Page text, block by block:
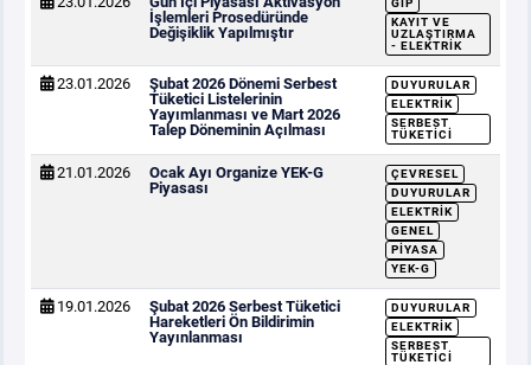
İşlemleri Prosedüründe
Değişiklik Yapılmıştır
GİP
KAYIT VE
UZLAŞTIRMA
- ELEKTRIK
23.01.2026
Şubat 2026 Dönemi Serbest
Tüketici Listelerinin
Yayımlanması ve Mart 2026
Talep Döneminin Açılması
DUYURULAR
ELEKTRIK
SERBEST
TÜKETICI
21.01.2026
Ocak Ayı Organize YEK-G
Piyasası
ÇEVRESEL
DUYURULAR
ELEKTRIK
GENEL
PIYASA
YEK-G
19.01.2026
Şubat 2026 Serbest Tüketici
Hareketleri Ön Bildirimin
Yayınlanması
DUYURULAR
ELEKTRIK
SERBEST
TÜKETICI